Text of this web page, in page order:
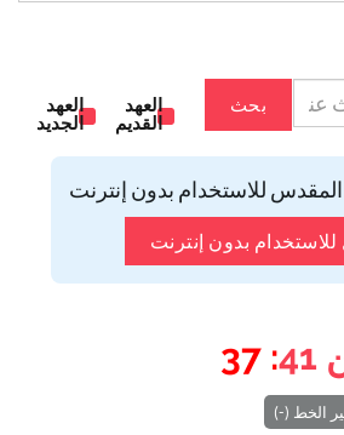
بحث
العهد
القديم
العهد
الجديد
للاستخدام بدون إنترنت
بدون إنترنت
41
: 37
الخط (-)